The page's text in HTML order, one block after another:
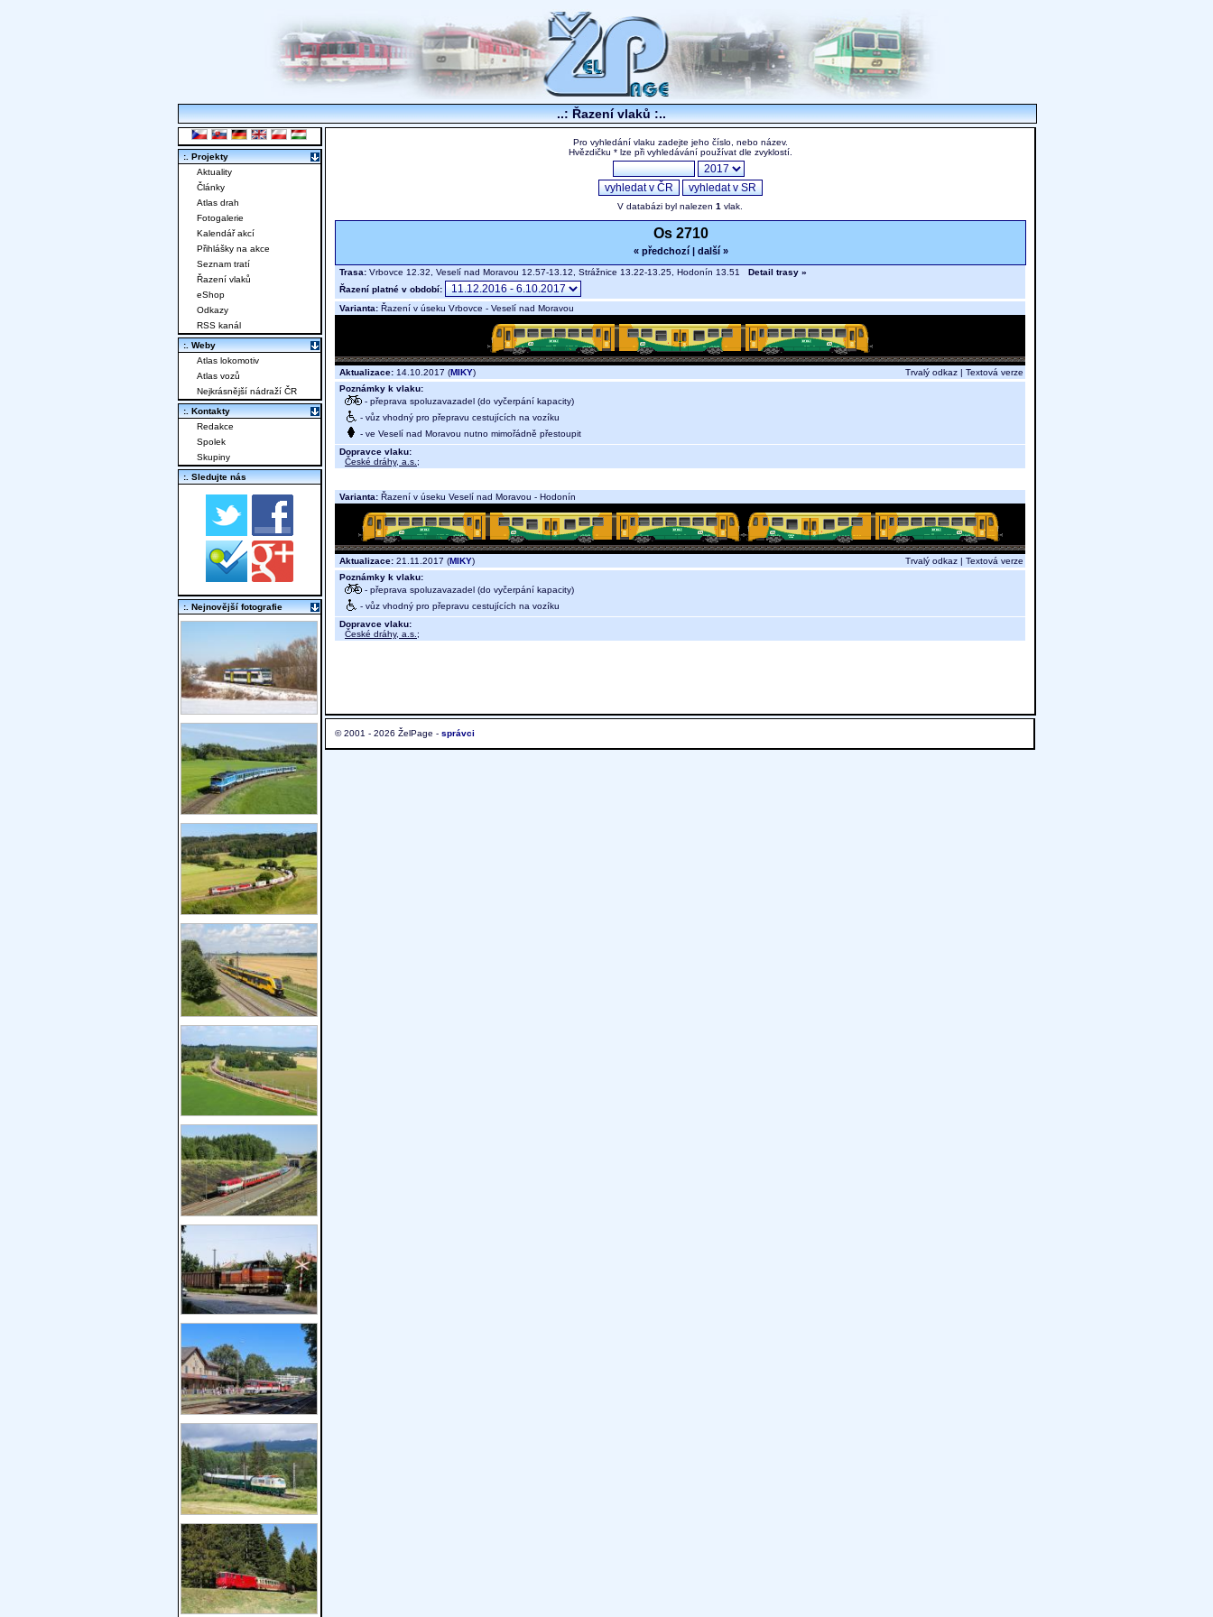
..: Řazení vlaků :..
Pro vyhledání vlaku zadejte jeho číslo, nebo název.
Hvězdičku * lze při vyhledávání používat dle zvyklostí.
V databázi byl nalezen 1 vlak.
Os 2710
« předchozí| další »
Trasa: Vrbovce 12.32, Veselí nad Moravou 12.57-13.12, Strážnice 13.22-13.25, Hodonín 13.51 Detail trasy »
Řazení platné v období:
Varianta: Řazení v úseku Vrbovce - Veselí nad Moravou
Aktualizace: 14.10.2017 (MIKY) Trvalý odkaz | Textová verze
Poznámky k vlaku:
- přeprava spoluzavazadel (do vyčerpání kapacity)
- vůz vhodný pro přepravu cestujících na vozíku
- ve Veselí nad Moravou nutno mimořádně přestoupit
Dopravce vlaku:
České dráhy, a.s. ;
Varianta: Řazení v úseku Veselí nad Moravou - Hodonín
Aktualizace: 21.11.2017 (MIKY) Trvalý odkaz | Textová verze
Poznámky k vlaku:
- přeprava spoluzavazadel (do vyčerpání kapacity)
- vůz vhodný pro přepravu cestujících na vozíku
Dopravce vlaku:
České dráhy, a.s. ;
© 2001 - 2026 ŽelPage - správci
:. Projekty
Aktuality
Články
Atlas drah
Fotogalerie
Kalendář akcí
Přihlášky na akce
Seznam tratí
Řazení vlaků
eShop
Odkazy
RSS kanál
:. Weby
Atlas lokomotiv
Atlas vozů
Nejkrásnější nádraží ČR
:. Kontakty
Redakce
Spolek
Skupiny
:. Sledujte nás
:. Nejnovější fotografie